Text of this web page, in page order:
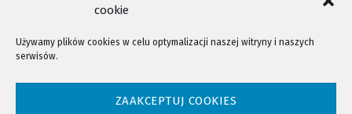
cookie
Używamy plików cookies w celu optymalizacji naszej witryny i naszych
serwisów.
ZAAKCEPTUJ COOKIES
NTV - Nasza Telewizja Sądecka © 2023 Wszystkie prawa zastrzeżone!